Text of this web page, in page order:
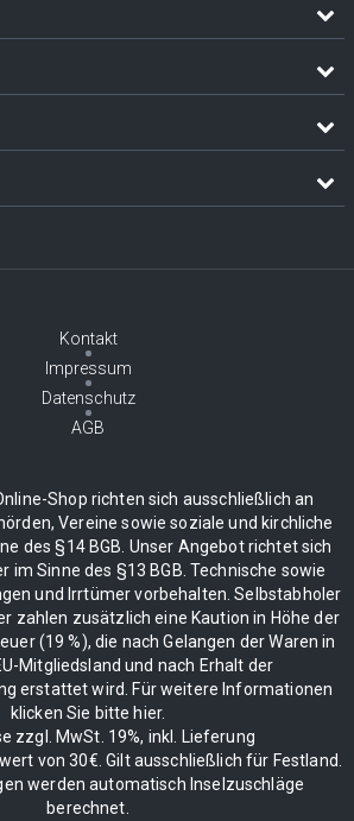
Kontakt
Impressum
Datenschutz
AGB
Shop richten sich ausschließlich an
Vereine sowie soziale und kirchliche
des §14 BGB. Unser Angebot richtet sich
im Sinne des §13 BGB. Technische sowie
und Irrtümer vorbehalten. Selbstabholer
zahlen zusätzlich eine Kaution in Höhe der
(19 %), die nach Gelangen der Waren in
Mitgliedsland und nach Erhalt der
erstattet wird. Für weitere Informationen
klicken Sie bitte hier.
zzgl. MwSt. 19%, inkl. Lieferung
von 30€. Gilt ausschließlich für Festland.
werden automatisch Inselzuschläge
berechnet.